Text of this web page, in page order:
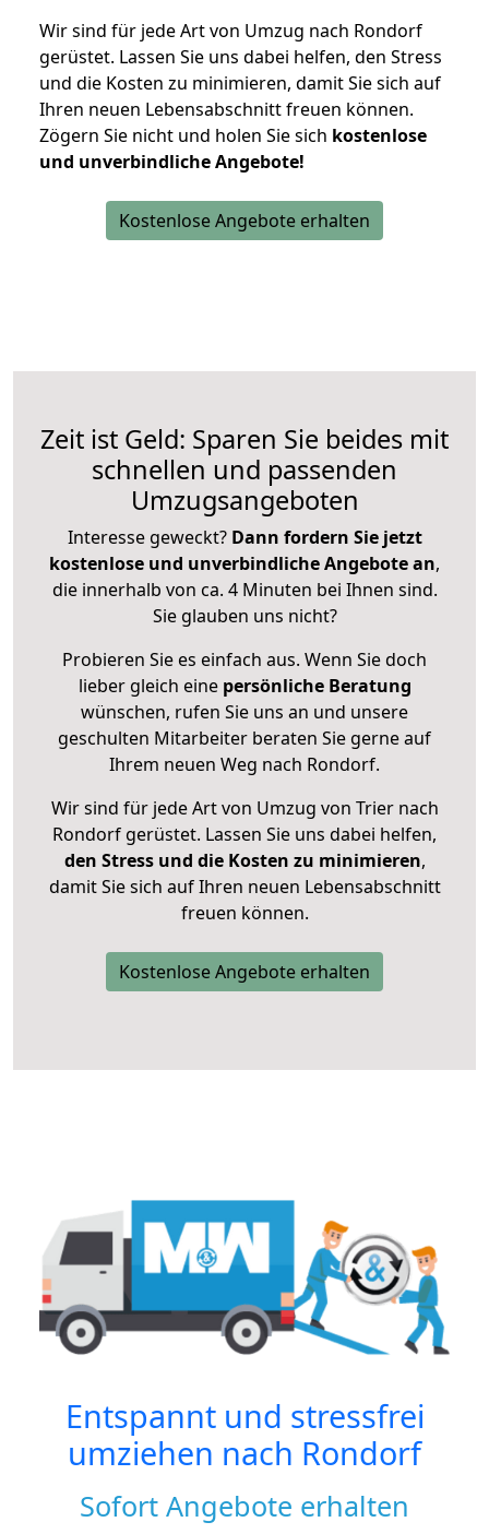
Wir sind für jede Art von Umzug nach Rondorf
gerüstet. Lassen Sie uns dabei helfen, den Stress
und die Kosten zu minimieren, damit Sie sich auf
Ihren neuen Lebensabschnitt freuen können.
Zögern Sie nicht und holen Sie sich kostenlose
und unverbindliche Angebote!
Kostenlose Angebote erhalten
Zeit ist Geld: Sparen Sie beides mit
schnellen und passenden
Umzugsangeboten
Interesse geweckt? Dann fordern Sie jetzt
kostenlose und unverbindliche Angebote an,
die innerhalb von ca. 4 Minuten bei Ihnen sind.
Sie glauben uns nicht?
Probieren Sie es einfach aus. Wenn Sie doch
lieber gleich eine persönliche Beratung
wünschen, rufen Sie uns an und unsere
geschulten Mitarbeiter beraten Sie gerne auf
Ihrem neuen Weg nach Rondorf.
Wir sind für jede Art von Umzug von Trier nach
Rondorf gerüstet. Lassen Sie uns dabei helfen,
den Stress und die Kosten zu minimieren,
damit Sie sich auf Ihren neuen Lebensabschnitt
freuen können.
Kostenlose Angebote erhalten
Entspannt und stressfrei
umziehen nach Rondorf
Sofort Angebote erhalten